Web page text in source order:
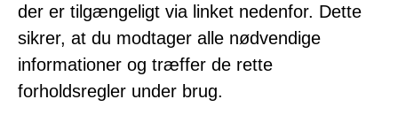
der er tilgængeligt via linket nedenfor. Dette
sikrer, at du modtager alle nødvendige
informationer og træffer de rette
forholdsregler under brug.